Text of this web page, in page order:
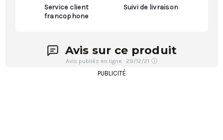
Service client
francophone
Suivi de livraison
Avis sur ce produit
Avis publiés en ligne · 29/12/21 ⓘ
PUBLICITÉ